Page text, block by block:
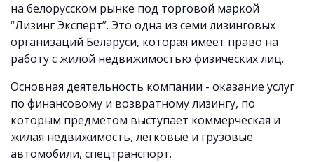
на белорусском рынке под торговой маркой
“Лизинг Эксперт”. Это одна из семи лизинговых
организаций Беларуси, которая имеет право на
работу с жилой недвижимостью физических лиц.
Основная деятельность компании - оказание услуг
по финансовому и возвратному лизингу, по
которым предметом выступает коммерческая и
жилая недвижимость, легковые и грузовые
автомобили, спецтранспорт.